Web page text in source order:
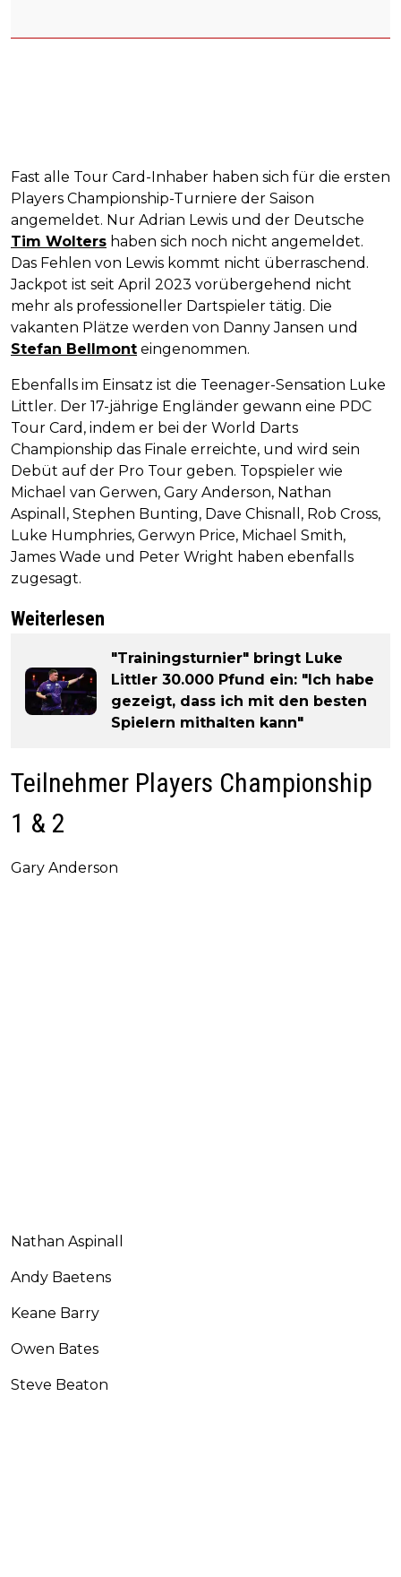
Fast alle Tour Card-Inhaber haben sich für die ersten
Players Championship-Turniere der Saison
angemeldet. Nur Adrian Lewis und der Deutsche
Tim Wolters haben sich noch nicht angemeldet.
Das Fehlen von Lewis kommt nicht überraschend.
Jackpot ist seit April 2023 vorübergehend nicht
mehr als professioneller Dartspieler tätig. Die
vakanten Plätze werden von Danny Jansen und
Stefan Bellmont eingenommen.
Ebenfalls im Einsatz ist die Teenager-Sensation Luke
Littler. Der 17-jährige Engländer gewann eine PDC
Tour Card, indem er bei der World Darts
Championship das Finale erreichte, und wird sein
Debüt auf der Pro Tour geben. Topspieler wie
Michael van Gerwen, Gary Anderson, Nathan
Aspinall, Stephen Bunting, Dave Chisnall, Rob Cross,
Luke Humphries, Gerwyn Price, Michael Smith,
James Wade und Peter Wright haben ebenfalls
zugesagt.
Weiterlesen
"Trainingsturnier" bringt Luke
Littler 30.000 Pfund ein: "Ich habe
gezeigt, dass ich mit den besten
Spielern mithalten kann"
Teilnehmer Players Championship
1 & 2
Gary Anderson
Nathan Aspinall
Andy Baetens
Keane Barry
Owen Bates
Steve Beaton